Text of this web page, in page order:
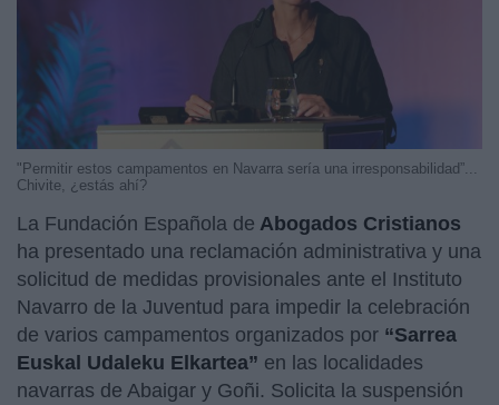
"Permitir estos campamentos en Navarra sería una irresponsabilidad”...
Chivite, ¿estás ahí?
La Fundación Española de Abogados Cristianos
ha presentado una reclamación administrativa y una
solicitud de medidas provisionales ante el Instituto
Navarro de la Juventud para impedir la celebración
de varios campamentos organizados por “Sarrea
Euskal Udaleku Elkartea” en las localidades
navarras de Abaigar y Goñi. Solicita la suspensión